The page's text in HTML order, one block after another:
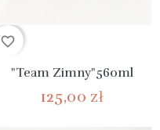
favorite_border
"Team Zimny"560ml
125,00 zł